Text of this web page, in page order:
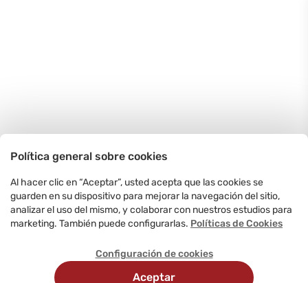
Política general sobre cookies
Al hacer clic en “Aceptar”, usted acepta que las cookies se
guarden en su dispositivo para mejorar la navegación del sitio,
analizar el uso del mismo, y colaborar con nuestros estudios para
marketing. También puede configurarlas. Políticas de Cookies
Configuración de cookies
Aceptar